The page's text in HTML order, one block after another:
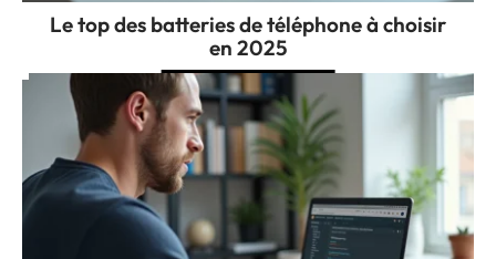
Le top des batteries de téléphone à choisir
en 2025